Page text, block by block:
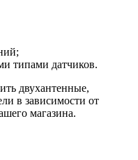
типами датчиков.
двухантенные,
в зависимости от
магазина.